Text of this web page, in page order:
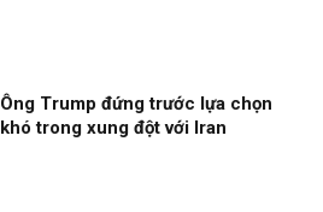
Ông Trump đứng trước lựa chọn
khó trong xung đột với Iran